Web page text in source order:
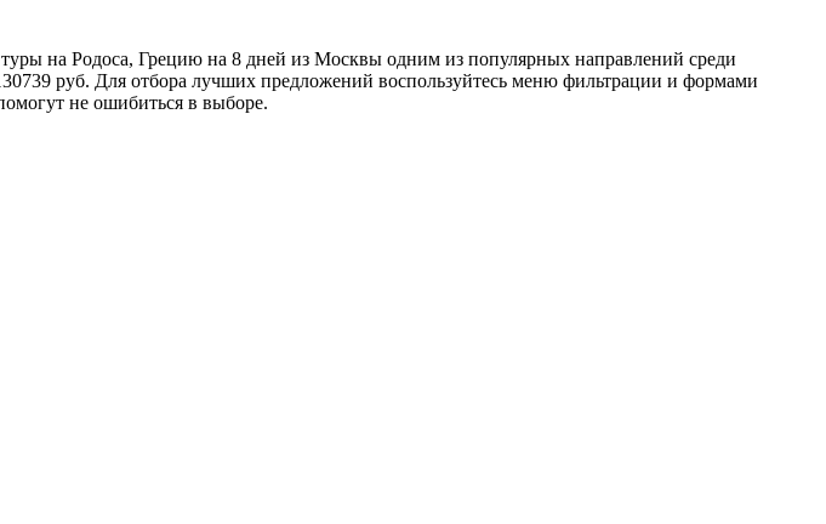
на Родоса, Грецию на 8 дней из Москвы одним из популярных направлений среди
руб. Для отбора лучших предложений воспользуйтесь меню фильтрации и формами
не ошибиться в выборе.